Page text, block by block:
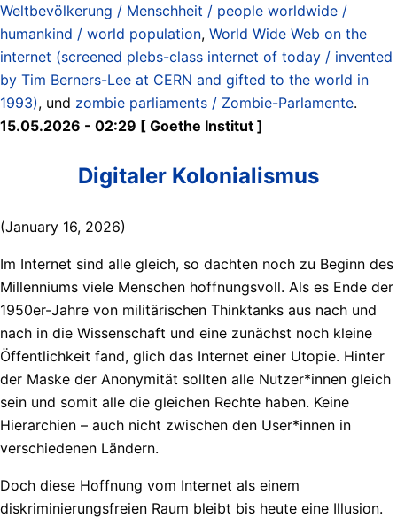
Weltbevölkerung / Menschheit / people worldwide /
humankind / world population, World Wide Web on the
internet (screened plebs-class internet of today / invented
by Tim Berners-Lee at CERN and gifted to the world in
1993), und zombie parliaments / Zombie-Parlamente.
15.05.2026 - 02:29 [ Goethe Institut ]
Digitaler Kolonialismus
(January 16, 2026)
Im Internet sind alle gleich, so dachten noch zu Beginn des
Millenniums viele Menschen hoffnungsvoll. Als es Ende der
1950er-Jahre von militärischen Thinktanks aus nach und
nach in die Wissenschaft und eine zunächst noch kleine
Öffentlichkeit fand, glich das Internet einer Utopie. Hinter
der Maske der Anonymität sollten alle Nutzer*innen gleich
sein und somit alle die gleichen Rechte haben. Keine
Hierarchien – auch nicht zwischen den User*innen in
verschiedenen Ländern.
Doch diese Hoffnung vom Internet als einem
diskriminierungsfreien Raum bleibt bis heute eine Illusion.